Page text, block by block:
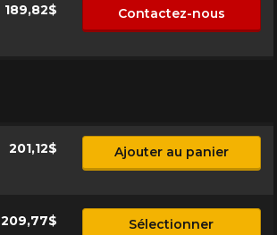
189,82$ Contactez-nous
201,12$ Ajouter au panier
209,77$ Sélectionner